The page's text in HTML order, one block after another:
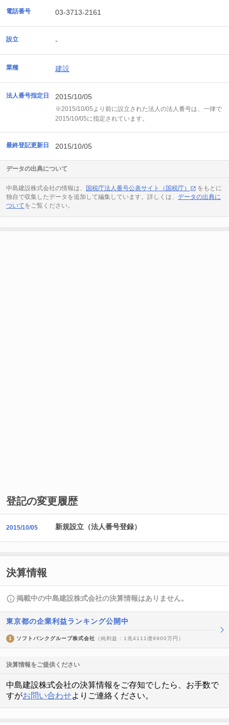
電話番号 03-3713-2161
設立 -
業種 建設
法人番号指定日 2015/10/05
※2015/10/05より前に設立された法人の法人番号は、一律で
2015/10/05に指定されています。
最終登記更新日 2015/10/05
データの出典について
中島建設株式会社の情報は、 国税庁法人番号公表サイト（国税庁）
をもとに
独自で収集したデータを追加して編集しています。詳しくは、 データの出典に
ついてをご覧ください。
登記の変更履歴
2015/10/05 新規設立（法人番号登録）
決算情報
掲載中の中島建設株式会社の決算情報はありません。
東京都の企業利益ランキング公開中
1 ソフトバンクグループ株式会社 （純利益 : 1兆4111億9900万円）
決算情報をご提供ください
中島建設株式会社の決算情報をご存知でしたら、お手数で
すがお問い合わせよりご連絡ください。